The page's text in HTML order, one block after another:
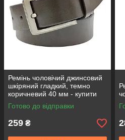
Ремінь чоловічий джинсовий
шкіряний гладкий, темно
коричневий 40 мм - купити
оптом в Одесі
Готово до відправки
259 ₴